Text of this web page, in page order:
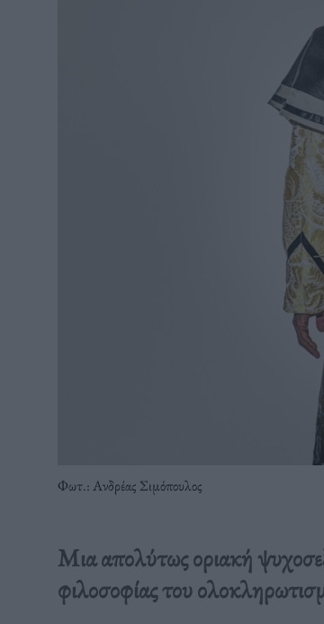
Φωτ.: Ανδρέας Σιμόπουλος
Μια απολύτως οριακή
φιλοσοφίας του